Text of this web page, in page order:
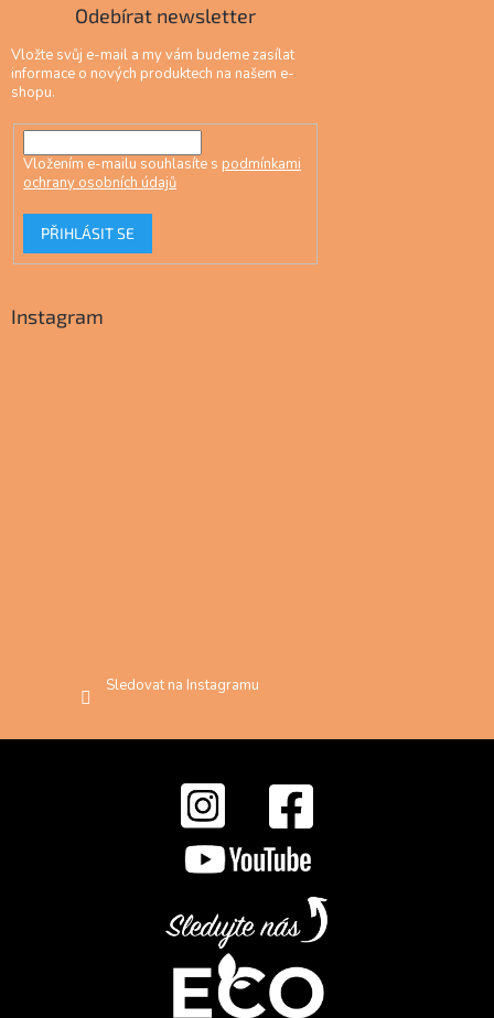
Odebírat newsletter
Vložte svůj e-mail a my vám budeme zasílat
informace o nových produktech na našem e-
shopu.
Vložením e-mailu souhlasíte s podmínkami
ochrany osobních údajů
PŘIHLÁSIT SE
Instagram
Sledovat na Instagramu